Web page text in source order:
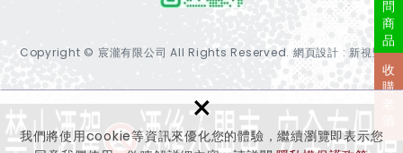
我們將使用cookie等資訊來優化您的體驗，繼續瀏覽即表示您
×
Copyright © 宸瀧有限公司 All Rights Reserved. 網頁設計 : 新視野
問
商
品
收
購